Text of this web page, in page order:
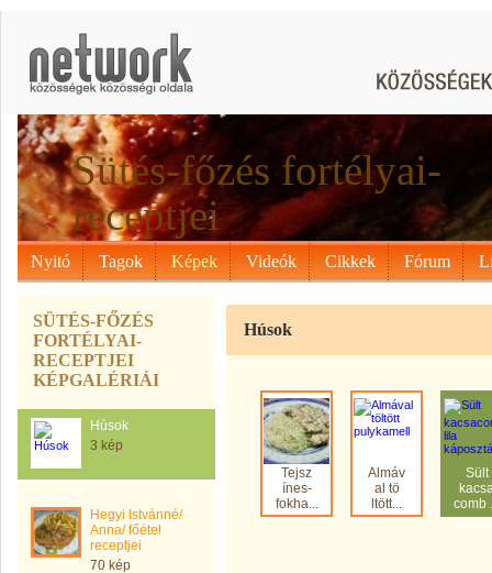
Sütés-főzés fortélyai-
receptjei
Nyitó Tagok Képek Videók Cikkek Fórum
SÜTÉS-FŐZÉS
FORTÉLYAI-
RECEPTJEI
KÉPGALÉRIÁI
Húsok
3 kép
Hegyi Istvánné/
Anna/ főétel
receptjei
70 kép
Húsok
Tejsz
ínes-
fokha...
Almáv
al tö
ltött...
Sült
comb